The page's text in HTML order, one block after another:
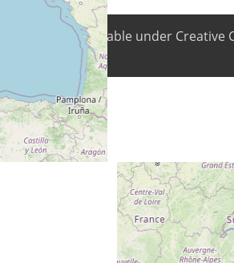
. All content is available under